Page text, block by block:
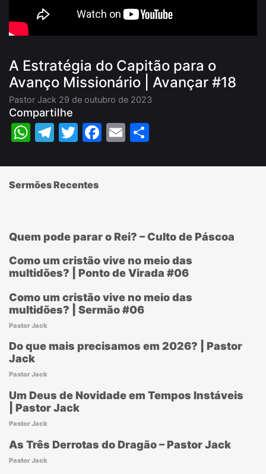
A Estratégia do Capitão para o
Avanço Missionário | Avançar #18
Pastor Jack 29 de outubro de 2023
Compartilhe
WhatsApp
Telegram
Twitter
Facebook
Email
Sermões Recentes
Quem pode parar o Rei? – Culto de Páscoa
Como um cristão vive no meio das
multidões? | Ponto de Virada #06
Como um cristão vive no meio das
multidões? | Sermão #06
Pastor Jack
Do que mais precisamos em 2026? | Pastor
Jack
Pastor Jack
Um Deus de Novidade em Tempos Instáveis
| Pastor Jack
Pastor Jack
As Três Derrotas do Dragão – Pastor Jack
Pastor Jack